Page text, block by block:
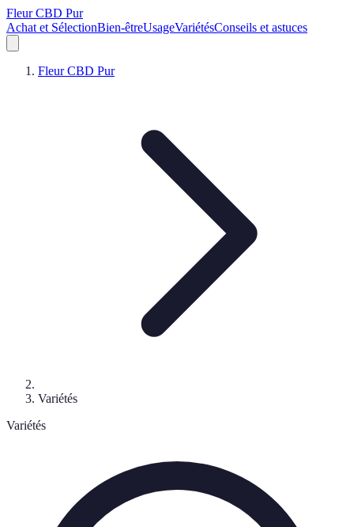
Fleur CBD Pur
Achat et SélectionBien-êtreUsageVariétésConseils et astuces
Fleur CBD Pur
Variétés
Variétés